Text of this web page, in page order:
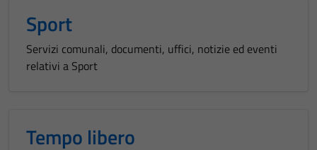
Sport
Servizi comunali, documenti, uffici, notizie ed eventi
relativi a Sport
Tempo libero
del sito e non